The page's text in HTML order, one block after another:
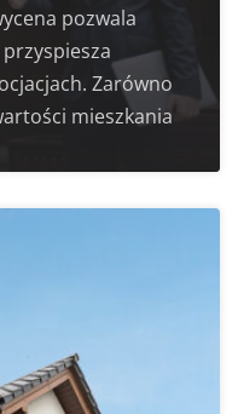
pozwala
Zarówno
mieszkania